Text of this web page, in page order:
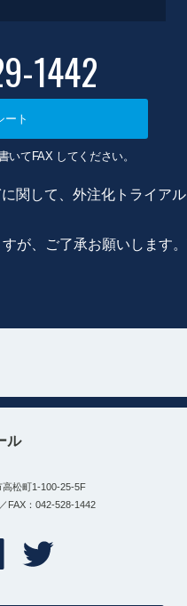
1442
ート
いてFAX してください。
関して、外注化トライアル
が、ご了承お願いします。
ル
松町1-100-25-5F
FAX：042-528-1442